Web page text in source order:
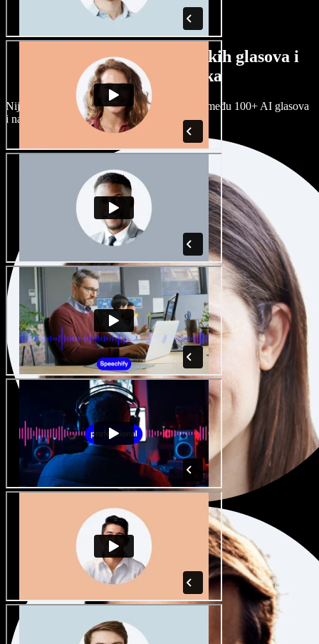
Veliki izbor muških i ženskih glasova i
raznih naglasaka
Nijedan projekt ne mora zvučati isto. Birajte među 100+ AI glasova
i naglasaka i prilagodite ih sebi.